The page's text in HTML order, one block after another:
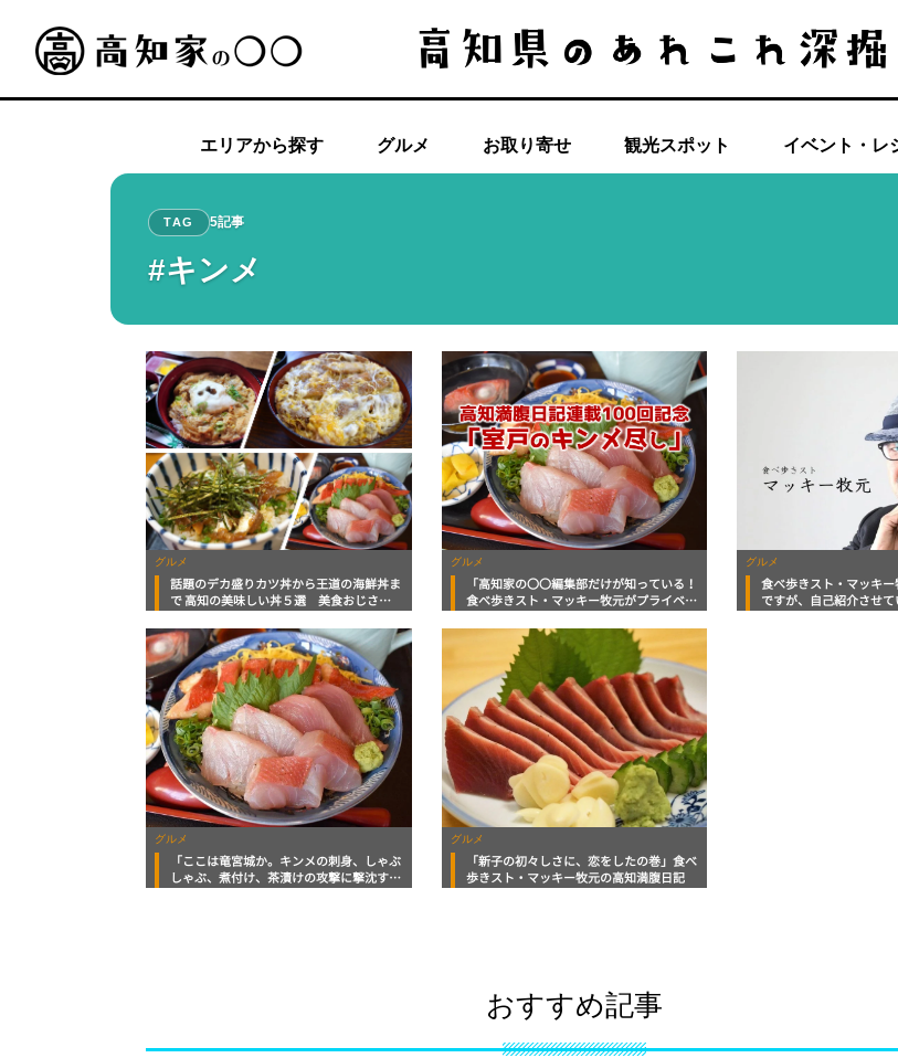
エリアから探す グルメ お取り寄せ 観光スポット イベント・レ
TAG 5記事
#キンメ
グルメ
話題のデカ盛りカツ丼から王道の海鮮丼ま
で 高知の美味しい丼５選 美食おじさん
グルメ
「高知家の〇〇編集部だけが知っている！
食べ歩きスト・マッキー牧元がプライベー
記念企画 第二弾
グルメ
食べ歩きスト・マッキ
ですが、自己紹介させて
グルメ
「ここは竜宮城か。キンメの刺身、しゃぶ
しゃぶ、煮付け、茶漬けの攻撃に撃沈すの
グルメ
「新子の初々しさに、恋をしたの巻」食べ
歩きスト・マッキー牧元の高知満腹日記
おすすめ記事